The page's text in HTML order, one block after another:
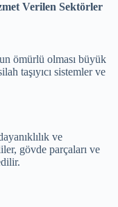
Verilen Sektörler
ömürlü olması büyük
taşıyıcı sistemler ve
ve
gövde parçaları ve